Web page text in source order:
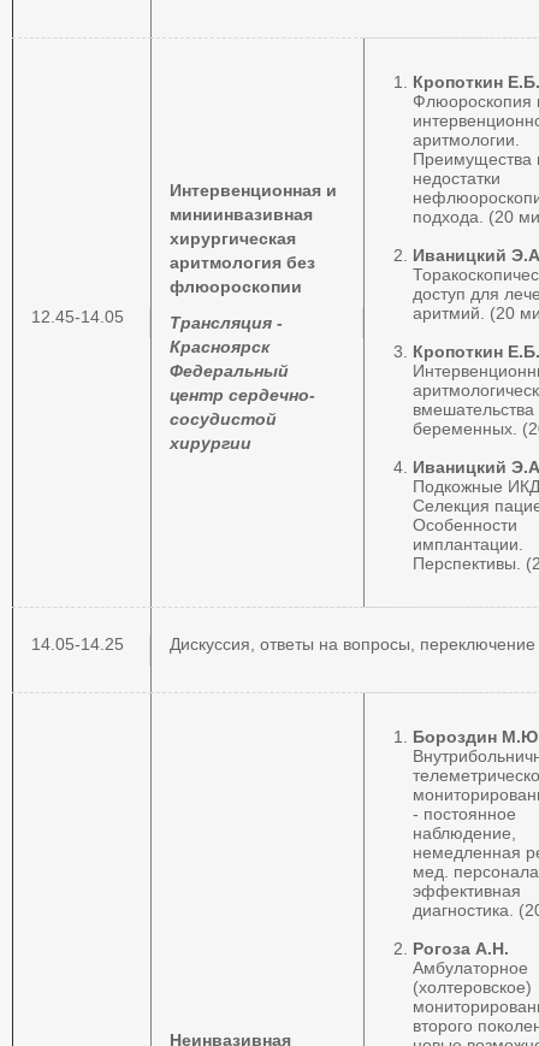
12.45-14.05
Интервенционная и
миниинвазивная
хирургическая
аритмология без
флюороскопии
Трансляция -
Красноярск
Федеральный
центр сердечно-
сосудистой
хирургии
Кропоткин Е.Б.
Флюороскопия
аритмологии.
Преимущества
недостатки
подхода. (20
Иваницкий
доступ для
аритмий. (20
Кропоткин Е.Б.
вмешательства
беременных.
Иваницкий
Подкожные
Селекция
Особенности
имплантации.
Перспективы.
14.05-14.25 Дискуссия, ответы на вопросы, переключение
Неинвазивная
Бороздин
- постоянное
наблюдение,
немедленная
мед.
эффективная
диагностика.
Рогоза А.Н.
Амбулаторное
(холтеровское)
второго